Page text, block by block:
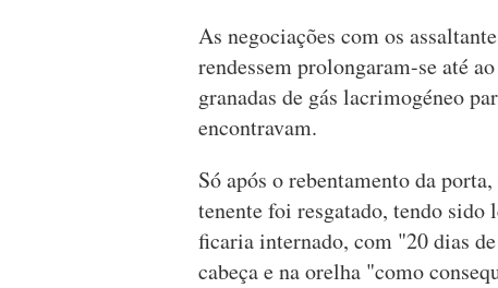
As negociações com os
rendessem prolongaram-se até
granadas de gás lacrimogéneo
encontravam.
Só após o rebentamento da
tenente foi resgatado, tendo sido
ficaria internado, com "20 dias
cabeça e na orelha "como